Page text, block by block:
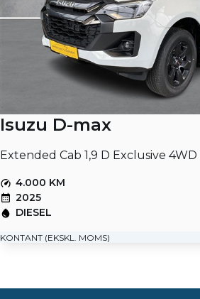
Isuzu D-max
4.000 KM
2025
DIESEL
KONTANT (EKSKL. MOMS)